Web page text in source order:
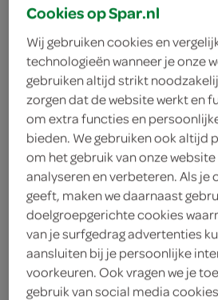
Saitaku Sushi
Bladen
Saitaku
3.
39
5 Stuks
Cookies op Spar.nl
Wij gebruiken cookies en
technologieën wanneer je onze
gebruiken altijd strikt
zorgen dat de website werkt en
om extra functies en
bieden. We gebruiken ook altijd
om het gebruik van onze
analyseren en verbeteren. Als je
geeft, maken we daarnaast
doelgroepgerichte cookies
van je surfgedrag advertenties
aansluiten bij je persoonlijke
voorkeuren. Ook vragen we je
gebruik van social media